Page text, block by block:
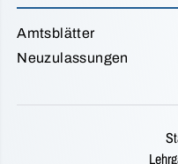
Amtsblätter
Neuzulassungen